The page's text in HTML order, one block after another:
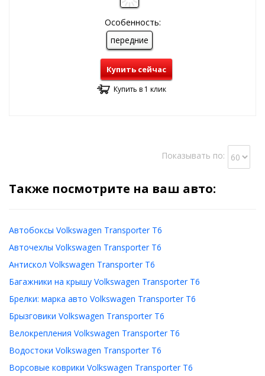
Особенность:
передние
Купить сейчас
Купить в 1 клик
Показывать по:
Также посмотрите на ваш авто:
Автобоксы Volkswagen Transporter T6
Авточехлы Volkswagen Transporter T6
Антискол Volkswagen Transporter T6
Багажники на крышу Volkswagen Transporter T6
Брелки: марка авто Volkswagen Transporter T6
Брызговики Volkswagen Transporter T6
Велокрепления Volkswagen Transporter T6
Водостоки Volkswagen Transporter T6
Ворсовые коврики Volkswagen Transporter T6